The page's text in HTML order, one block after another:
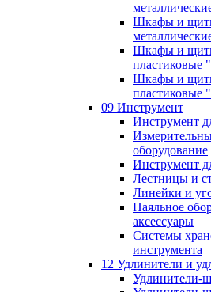
Шкафы и
Шкафы и
пластиковые
Шкафы и
пластиковые
09 Инструмент
Инструмент
оборудование
Инструмент
Лестницы и
Линейки и
Паяльное
аксессуары
Системы
инструмента
12 Удлинители и
Удлинители-